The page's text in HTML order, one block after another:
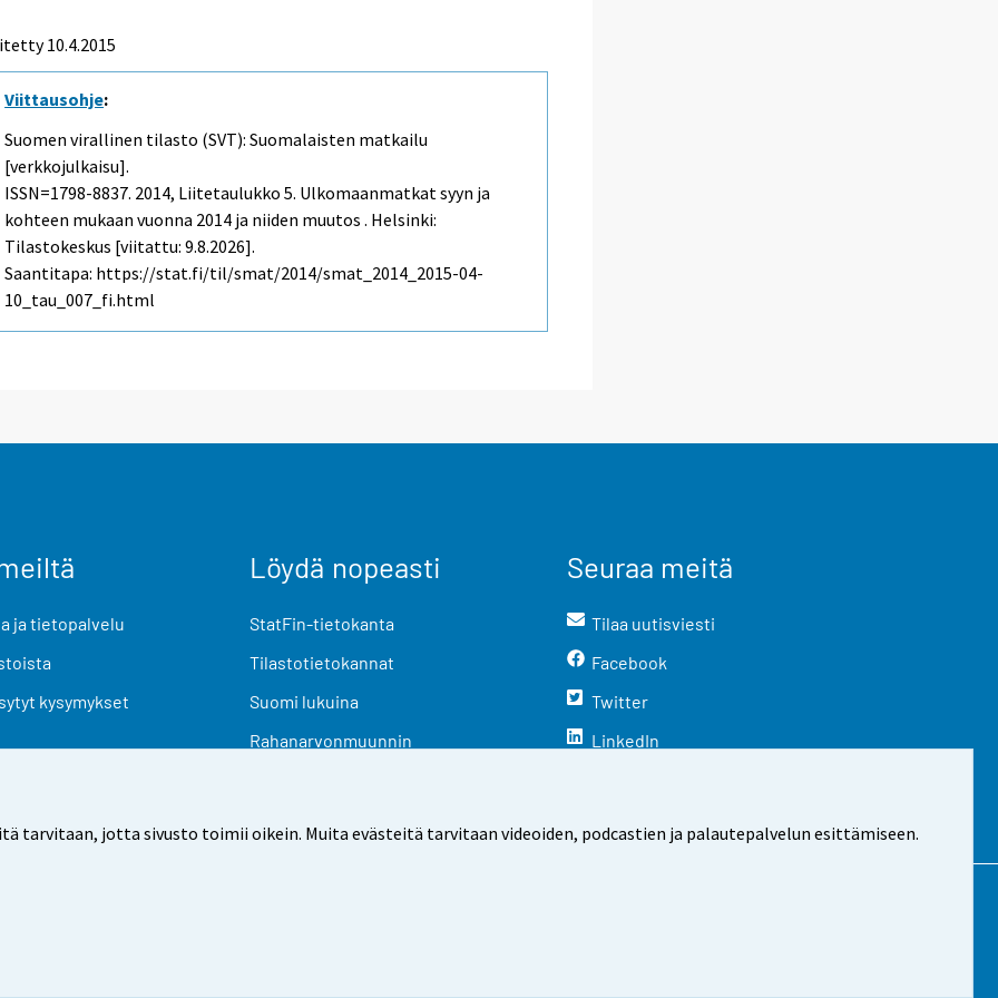
tarvitaan, jotta sivusto toimii oikein. Muita evästeitä tarvitaan videoiden, podcastien ja palautepalvelun esittämiseen.
10.4.2015
Viittausohje:
Suomen virallinen tilasto (SVT): Suomalaisten matkailu
[verkkojulkaisu].
ISSN=1798-8837. 2014, Liitetaulukko 5. Ulkomaanmatkat syyn ja
kohteen mukaan vuonna 2014 ja niiden muutos . Helsinki:
Tilastokeskus [viitattu: 9.8.2026].
Saantitapa: https://stat.fi/til/smat/2014/smat_2014_2015-04-
10_tau_007_fi.html
ja tietopalvelu
kysymykset
Löydä nopeasti
StatFin-tietokanta
Tilastotietokannat
Suomi lukuina
Rahanarvonmuunnin
Seuraa meitä
Tilaa uutisviesti
Facebook
Twitter
LinkedIn